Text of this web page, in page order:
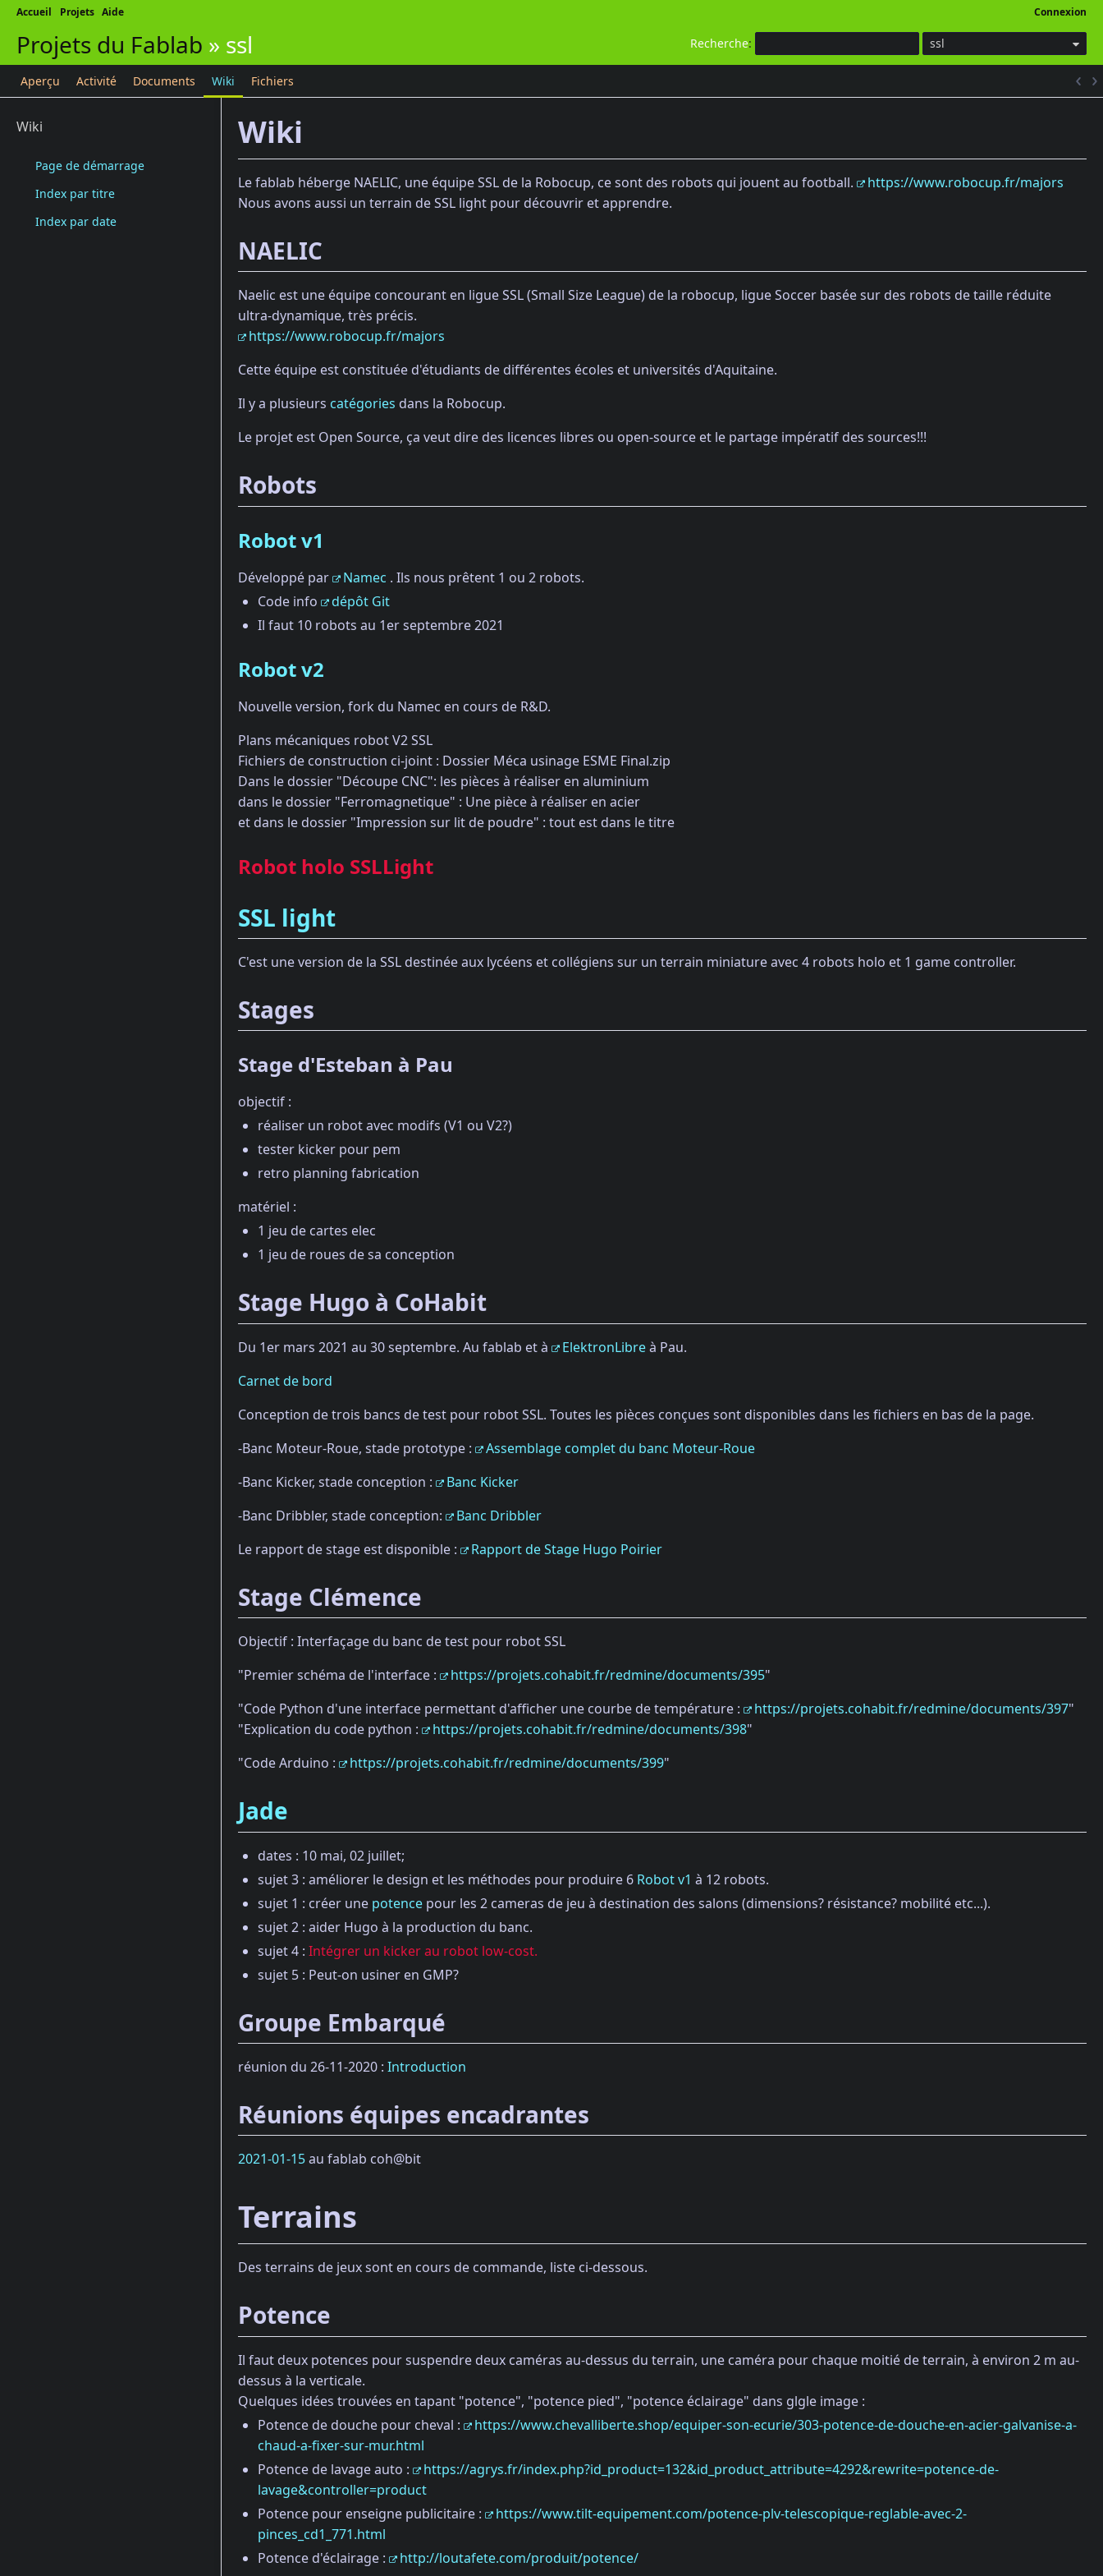
Connexion
Accueil Projets Aide
Recherche: ssl
Projets du Fablab » ssl
Aperçu Activité Documents Wiki Fichiers
Wiki
Page de démarrage
Index par titre
Index par date
Wiki
Le fablab héberge NAELIC, une équipe SSL de la Robocup, ce sont des robots qui jouent au football.
https://www.robocup.fr/majors
Nous avons aussi un terrain de SSL light pour découvrir et apprendre.
NAELIC
Naelic est une équipe concourant en ligue SSL (Small Size League) de la robocup, ligue Soccer basée sur des robots de taille réduite
ultra-dynamique, très précis.
https://www.robocup.fr/majors
Cette équipe est constituée d'étudiants de différentes écoles et universités d'Aquitaine.
Il y a plusieurs catégories dans la Robocup.
Le projet est Open Source, ça veut dire des licences libres ou open-source et le partage impératif des sources!!!
Robots
Robot v1
Développé par Namec . Ils nous prêtent 1 ou 2 robots.
Code info
dépôt Git
Il faut 10 robots au 1er septembre 2021
Robot v2
Nouvelle version, fork du Namec en cours de R&D.
Plans mécaniques robot V2 SSL
Fichiers de construction ci-joint : Dossier Méca usinage ESME Final.zip
Dans le dossier "Découpe CNC": les pièces à réaliser en aluminium
dans le dossier "Ferromagnetique" : Une pièce à réaliser en acier
et dans le dossier "Impression sur lit de poudre" : tout est dans le titre
Robot holo SSLLight
SSL light
C'est une version de la SSL destinée aux lycéens et collégiens sur un terrain miniature avec 4 robots holo et 1 game controller.
Stages
Stage d'Esteban à Pau
objectif :
réaliser un robot avec modifs (V1 ou V2?)
tester kicker pour pem
retro planning fabrication
matériel :
1 jeu de cartes elec
1 jeu de roues de sa conception
Stage Hugo à CoHabit
Du 1er mars 2021 au 30 septembre. Au fablab et à ElektronLibreà Pau.
Carnet de bord
Conception de trois bancs de test pour robot SSL. Toutes les pièces conçues sont disponibles dans les fichiers en bas de la page.
-Banc Moteur-Roue, stade prototype :
Assemblage complet du banc Moteur-Roue
-Banc Kicker, stade conception :
Banc Kicker
-Banc Dribbler, stade conception:
Banc Dribbler
Le rapport de stage est disponible :
Rapport de Stage Hugo Poirier
Stage Clémence
Objectif : Interfaçage du banc de test pour robot SSL
"Premier schéma de l'interface :
https://projets.cohabit.fr/redmine/documents/395"
"Code Python d'une interface permettant d'afficher une courbe de température :
https://projets.cohabit.fr/redmine/documents/397"
"Explication du code python :
https://projets.cohabit.fr/redmine/documents/398"
"Code Arduino :
https://projets.cohabit.fr/redmine/documents/399"
Jade
dates : 10 mai, 02 juillet;
sujet 3 : améliorer le design et les méthodes pour produire 6 Robot v1 à 12 robots.
sujet 1 : créer une potence pour les 2 cameras de jeu à destination des salons (dimensions? résistance? mobilité etc...).
sujet 2 : aider Hugo à la production du banc.
sujet 4 : Intégrer un kicker au robot low-cost.
sujet 5 : Peut-on usiner en GMP?
Groupe Embarqué
réunion du 26-11-2020 : Introduction
Réunions équipes encadrantes
2021-01-15au fablab coh@bit
Terrains
Des terrains de jeux sont en cours de commande, liste ci-dessous.
Potence
Il faut deux potences pour suspendre deux caméras au-dessus du terrain, une caméra pour chaque moitié de terrain, à environ 2 m au-
dessus à la verticale.
Quelques idées trouvées en tapant "potence", "potence pied", "potence éclairage" dans glgle image :
Potence de douche pour cheval :
https://www.chevalliberte.shop/equiper-son-ecurie/303-potence-de-douche-en-acier-galvanise-a-
chaud-a-fixer-sur-mur.html
Potence de lavage auto :
https://agrys.fr/index.php?id_product=132&id_product_attribute=4292&rewrite=potence-de-
lavage&controller=product
Potence pour enseigne publicitaire :
https://www.tilt-equipement.com/potence-plv-telescopique-reglable-avec-2-
pinces_cd1_771.html
Potence d'éclairage :
http://loutafete.com/produit/potence/